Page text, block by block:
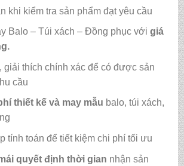
khi kiểm tra sản phẩm đạt yêu cầu
Balo – Túi xách – Đồng phục với giá
giải thích chính xác để có được sản
cầu
thiết kế và may mẫu balo, túi xách,
tính toán để tiết kiệm chi phí tối ưu
quyết định thời gian nhận sản